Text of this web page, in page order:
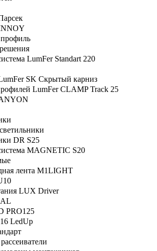
LumFer Standart 220
SK Скрытый карниз
LumFer CLAMP Track 25
DR S25
MAGNETIC S20
лента M1LIGHT
LUX Driver
PRO125
LedUp